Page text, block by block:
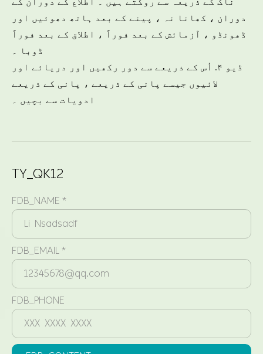
دوران ، کھانا نہ ، پینے کے بعد ہاتھ دھوئیں اور
ڈھونڈو ، آزمائش کے بعد فوراً ، اطلاق کے بعد فوراً
ڈوبا ۔
ڈیو ۴. اُس کے ذریعے سے دور رکھیں اور دریائے اور
لائیوں جیسے پانی کے ذریعے ، پانی کے ذریعے
ادویات سے بچیں ۔
TY_QK12
FDB_NAME *
FDB_EMAIL *
FDB_PHONE